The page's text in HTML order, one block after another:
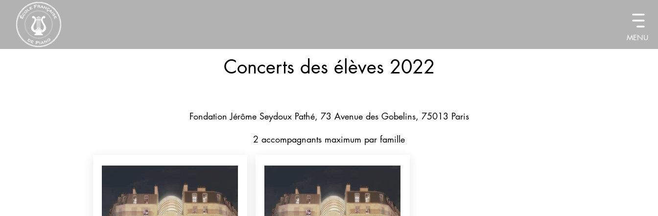
MENU
Concerts des élèves 2022
Fondation Jérôme Seydoux Pathé, 73 Avenue des Gobelins, 75013 Paris
2 accompagnants maximum par famille